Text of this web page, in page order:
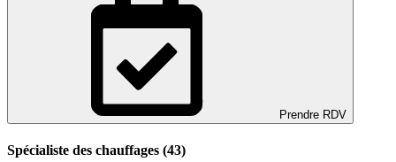
Prendre RDV
Spécialiste des chauffages (43)